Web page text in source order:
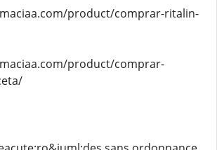
product/comprar-ritalin-
product/comprar-